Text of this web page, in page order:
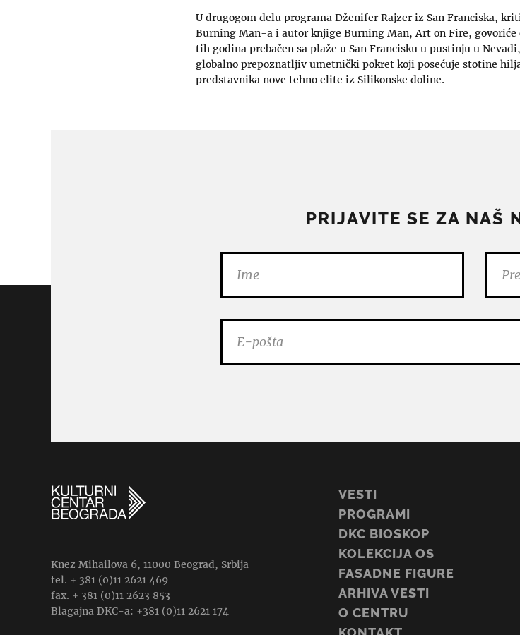
U drugogom delu programa Dženifer Rajzer iz San Franciska,
Burning Man-a i autor knjige Burning Man, Art on Fire,
tih godina prebačen sa plaže u San Francisku u pustinju u
globalno prepoznatljiv umetnički pokret koji posećuje stotine
predstavnika nove tehno elite iz Silikonske doline.
PRIJAVITE SE ZA NAŠ
Knez Mihailova 6, 11000 Beograd, Srbija
tel. + 381 (0)11 2621 469
fax. + 381 (0)11 2623 853
Blagajna DKC-a: +381 (0)11 2621 174
VESTI
PROGRAMI
DKC BIOSKOP
KOLEKCIJA OS
FASADNE FIGURE
ARHIVA VESTI
O CENTRU